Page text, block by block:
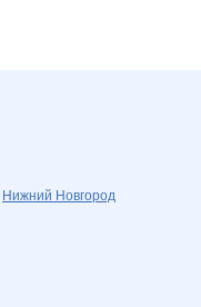
Нижний Новгород